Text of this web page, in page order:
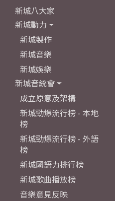
新城八大家
新城動力
新城製作
新城音樂
新城娛樂
新城音統會
成立原意及架構
新城勁爆流行榜 - 本地
榜
新城勁爆流行榜 - 外語
榜
新城國語力排行榜
新城歌曲播放榜
音樂意見反映